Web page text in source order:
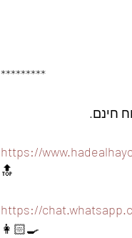
*********
חינם.
https://
🔝
https://
👩🏻‍🍳